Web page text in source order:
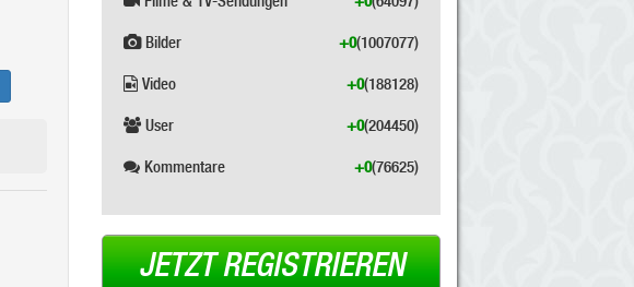
Bilder (1007077)
+0
Video (188128)
+0
User (204450)
+0
Kommentare (76625)
+0
JETZT REGISTRIEREN